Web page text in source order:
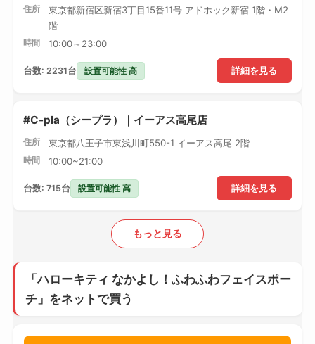
住所
東京都新宿区新宿3丁目15番11号 アドホック新宿 1階・M2
階
時間 10:00～23:00
詳細を見る
台数: 2231台 設置可能性 高
#C-pla（シープラ）｜イーアス高尾店
住所 東京都八王子市東浅川町550-1 イーアス高尾 2階
時間 10:00~21:00
詳細を見る
台数: 715台 設置可能性 高
もっと見る
「ハローキティ なかよし！ふわふわフェイスポー
チ」をネットで買う